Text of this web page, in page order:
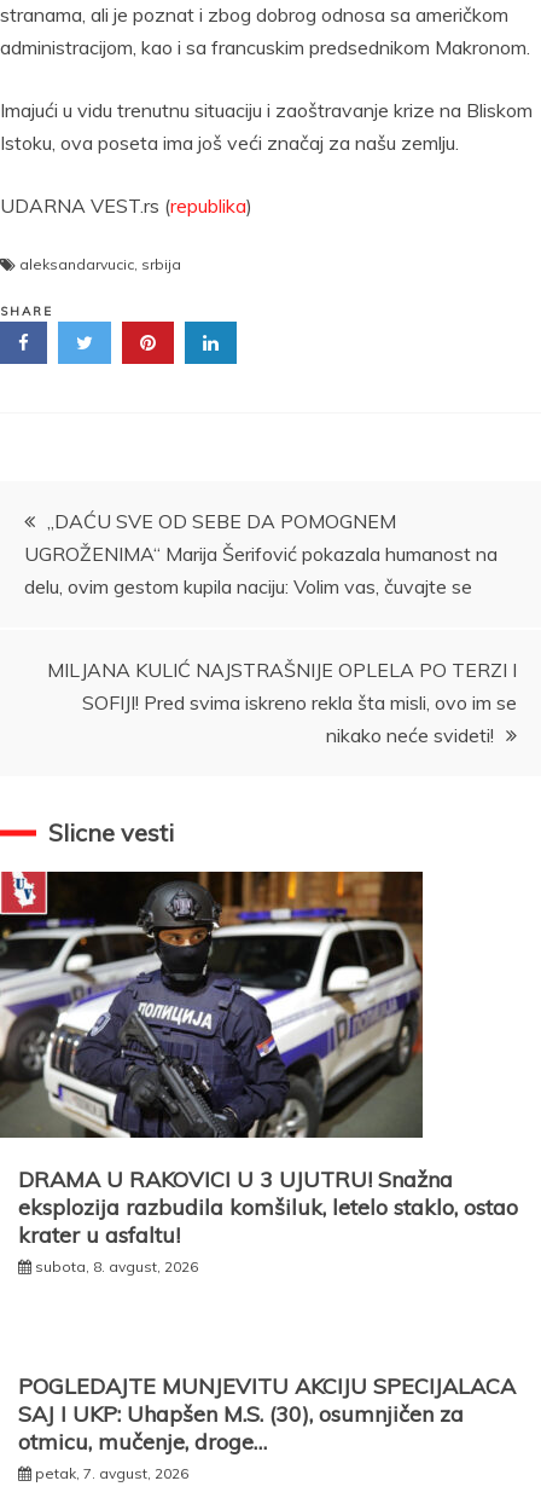
stranama, ali je poznat i zbog dobrog odnosa sa američkom
administracijom, kao i sa francuskim predsednikom Makronom.
Imajući u vidu trenutnu situaciju i zaoštravanje krize na Bliskom
Istoku, ova poseta ima još veći značaj za našu zemlju.
UDARNA VEST.rs (republika)
aleksandarvucic srbija
SHARE
Kretanje
članka
„DAĆU SVE OD SEBE DA POMOGNEM
UGROŽENIMA“ Marija Šerifović pokazala humanost na
delu, ovim gestom kupila naciju: Volim vas, čuvajte se
MILJANA KULIĆ NAJSTRAŠNIJE OPLELA PO TERZI I
SOFIJI! Pred svima iskreno rekla šta misli, ovo im se
nikako neće svideti!
Slicne vesti
DRAMA U RAKOVICI U 3 UJUTRU! Snažna
eksplozija razbudila komšiluk, letelo staklo, ostao
krater u asfaltu!
subota, 8. avgust, 2026
POGLEDAJTE MUNJEVITU AKCIJU SPECIJALACA
SAJ I UKP: Uhapšen M.S. (30), osumnjičen za
otmicu, mučenje, droge…
petak, 7. avgust, 2026